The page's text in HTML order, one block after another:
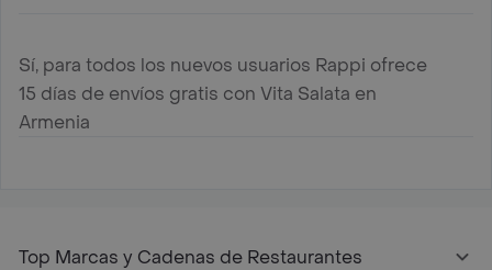
Sí, para todos los nuevos usuarios Rappi ofrece
15 días de envíos gratis con Vita Salata en
Armenia
Top Marcas y Cadenas de Restaurantes